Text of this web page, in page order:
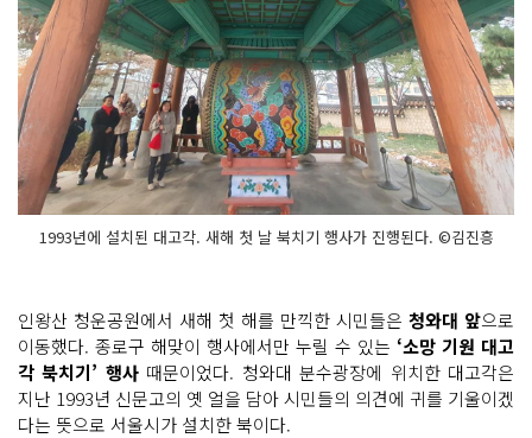
1993년에 설치된 대고각. 새해 첫 날 북치기 행사가 진행된다. ©김진흥
인왕산 청운공원에서 새해 첫 해를 만끽한 시민들은 청와대 앞으로
이동했다. 종로구 해맞이 행사에서만 누릴 수 있는 ‘소망 기원 대고
각 북치기’ 행사때문이었다. 청와대 분수광장에 위치한 대고각은
지난 1993년 신문고의 옛 얼을 담아 시민들의 의견에 귀를 기울이겠
다는 뜻으로 서울시가 설치한 북이다.